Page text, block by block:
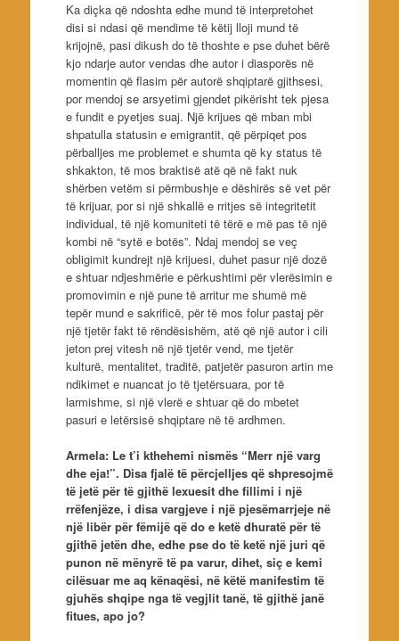
Ka diçka që ndoshta edhe mund të interpretohet
disi si ndasi që mendime të këtij lloji mund të
krijojnë, pasi dikush do të thoshte e pse duhet bërë
kjo ndarje autor vendas dhe autor i diasporës në
momentin që flasim për autorë shqiptarë gjithsesi,
por mendoj se arsyetimi gjendet pikërisht tek pjesa
e fundit e pyetjes suaj. Një krijues që mban mbi
shpatulla statusin e emigrantit, që përpiqet pos
përballjes me problemet e shumta që ky status të
shkakton, të mos braktisë atë që në fakt nuk
shërben vetëm si përmbushje e dëshirës së vet për
të krijuar, por si një shkallë e rritjes së integritetit
individual, të një komuniteti të tërë e më pas të një
kombi në “sytë e botës”. Ndaj mendoj se veç
obligimit kundrejt një krijuesi, duhet pasur një dozë
e shtuar ndjeshmërie e përkushtimi për vlerësimin e
promovimin e një pune të arritur me shumë më
tepër mund e sakrificë, për të mos folur pastaj për
një tjetër fakt të rëndësishëm, atë që një autor i cili
jeton prej vitesh në një tjetër vend, me tjetër
kulturë, mentalitet, traditë, patjetër pasuron artin me
ndikimet e nuancat jo të tjetërsuara, por të
larmishme, si një vlerë e shtuar që do mbetet
pasuri e letërsisë shqiptare në të ardhmen.
Armela: Le t’i kthehemi nismës “Merr një varg
dhe eja!”. Disa fjalë të përcjelljes që shpresojmë
të jetë për të gjithë lexuesit dhe fillimi i një
rrëfenjëze, i disa vargjeve i një pjesëmarrjeje në
një libër për fëmijë që do e ketë dhuratë për të
gjithë jetën dhe, edhe pse do të ketë një juri që
punon në mënyrë të pa varur, dihet, siç e kemi
cilësuar me aq kënaqësi, në këtë manifestim të
gjuhës shqipe nga të vegjlit tanë, të gjithë janë
fitues, apo jo?